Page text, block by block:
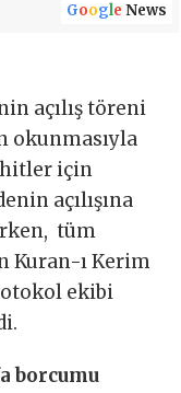
Google News
açılış töreni
okunmasıyla
için
açılışına
tüm
Kuran-ı Kerim
ekibi
borcumu